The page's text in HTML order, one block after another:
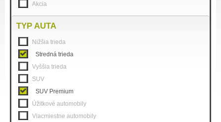
Akcia
TYP AUTA
Nižšia trieda
Stredná trieda
Vyššia trieda
SUV
SUV Premium
Úžitkové automobily
Viacmiestne automobily